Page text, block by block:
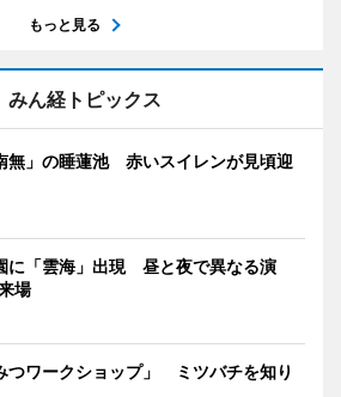
もっと見る
みん経トピックス
無」の睡蓮池 赤いスイレンが見頃迎
に「雲海」出現 昼と夜で異なる演
場
つワークショップ」 ミツバチを知り